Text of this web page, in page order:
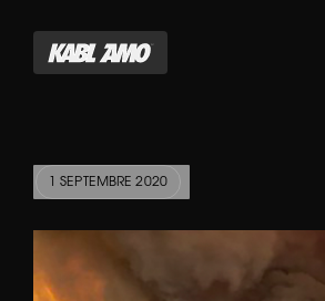
1 SEPTEMBRE 2020